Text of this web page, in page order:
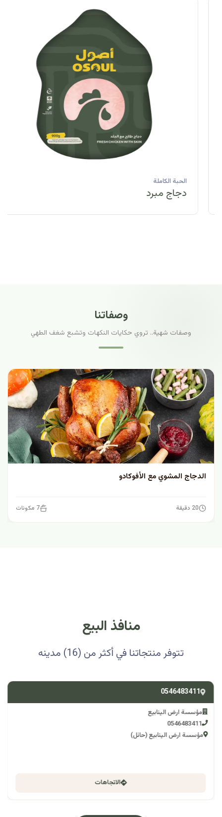
الحبة الكاملة
دجاج مبرد
وصفاتنا
وصفات شهية.. تروي حكايات النكهات وتشبع شغف الطهي
الدجاج المشوي مع الأفوكادو
20 دقيقة 7 مكونات
منافذ البيع
تتوفر منتجاتنا في أكثر من (16) مدينه
0546483411
مؤسسة ارض الينابيع
0546483411
مؤسسة ارض الينابيع (حائل)
الاتجاهات